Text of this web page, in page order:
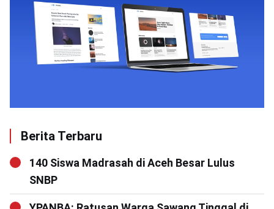
Berita Terbaru
140 Siswa Madrasah di Aceh Besar Lulus
SNBP